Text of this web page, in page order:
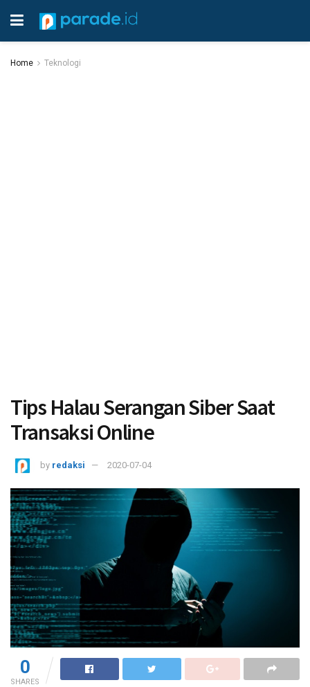
Home Teknologi
Tips Halau Serangan Siber Saat
Transaksi Online
by redaksi 2020-07-04
0
SHARES